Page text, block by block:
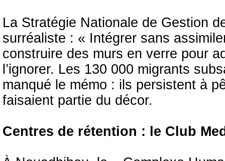
La Stratégie Nationale de Gestion
surréaliste : « Intégrer sans
construire des murs en verre pour
l’ignorer. Les 130 000 migrants
manqué le mémo : ils persistent à
faisaient partie du décor.
Centres de rétention : le Club